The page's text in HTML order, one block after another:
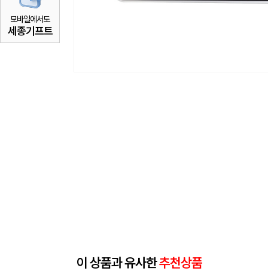
모바일에서도
세종기프트
이 상품과 유사한추천상품